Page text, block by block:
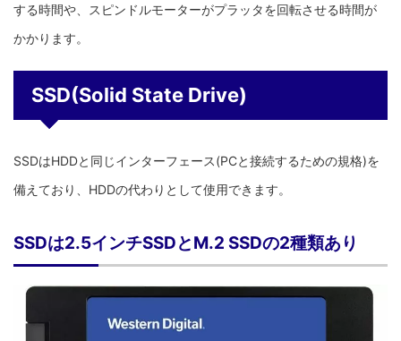
する時間や、スピンドルモーターがプラッタを回転させる時間が
かかります。
SSD(Solid State Drive)
SSDはHDDと同じインターフェース(PCと接続するための規格)を
備えており、HDDの代わりとして使用できます。
SSDは2.5インチSSDとM.2 SSDの2種類あり